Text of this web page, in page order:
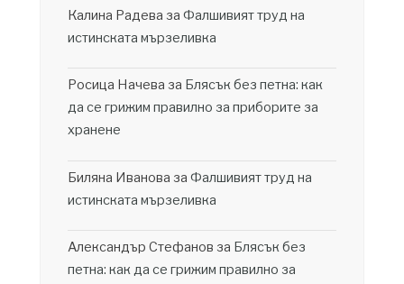
Калина Радева за Фалшивият труд на
истинската мързеливка
Росица Начева за Блясък без петна: как
да се грижим правилно за приборите за
хранене
Биляна Иванова за Фалшивият труд на
истинската мързеливка
Александър Стефанов за Блясък без
петна: как да се грижим правилно за